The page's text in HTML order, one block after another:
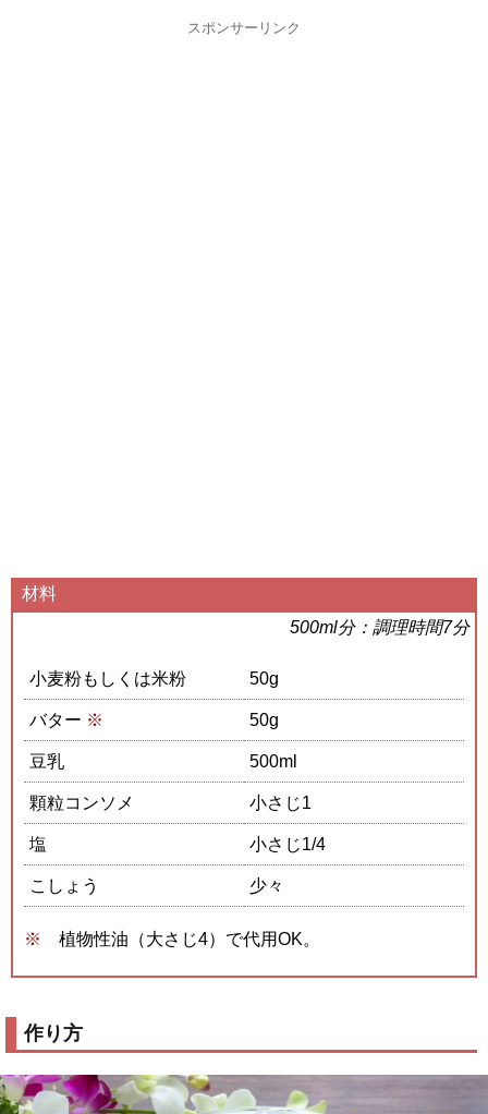
スポンサーリンク
材料
500ml分：調理時間7分
小麦粉もしくは米粉 50g
バター ※ 50g
豆乳 500ml
顆粒コンソメ 小さじ1
塩 小さじ1/4
こしょう 少々
植物性油（大さじ4）で代用OK。
作り方